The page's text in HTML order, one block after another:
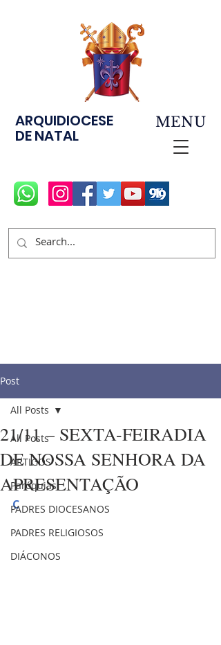
ARQUIDIOCESE
DE NATAL
MENU
Post
All Posts
ARTIGOS
Paróquias
PADRES DIOCESANOS
PADRES RELIGIOSOS
DIÁCONOS
All Posts
21/11 – SEXTA-FEIRADIA
DE NOSSA SENHORA DA
APRESENTAÇÃO
C